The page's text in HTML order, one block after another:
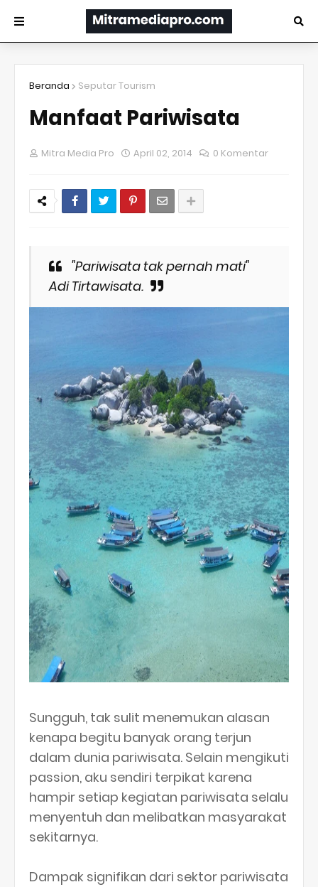
Beranda Seputar Tourism
Manfaat Pariwisata
Mitra Media Pro April 02, 2014 0 Komentar
"Pariwisata tak pernah mati"
Adi Tirtawisata.
Sungguh, tak sulit menemukan alasan
kenapa begitu banyak orang terjun
dalam dunia pariwisata. Selain mengikuti
passion, aku sendiri terpikat karena
hampir setiap kegiatan pariwisata selalu
menyentuh dan melibatkan masyarakat
sekitarnya.
Dampak signifikan dari sektor pariwisata